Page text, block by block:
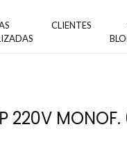
CLIENTES
220V MONOF.